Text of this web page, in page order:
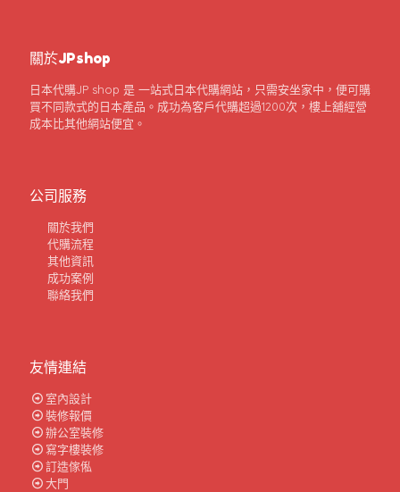
關於JPshop
日本代購JP shop 是 一站式日本代購網站，只需安坐家中，便可購
買不同款式的日本產品。成功為客戶代購超過1200次，樓上舖經營
成本比其他網站便宜。
公司服務
關於我們
代購流程
其他資訊
成功案例
聯絡我們
友情連結
室內設計
裝修報價
辦公室裝修
寫字樓裝修
訂造傢俬
大門